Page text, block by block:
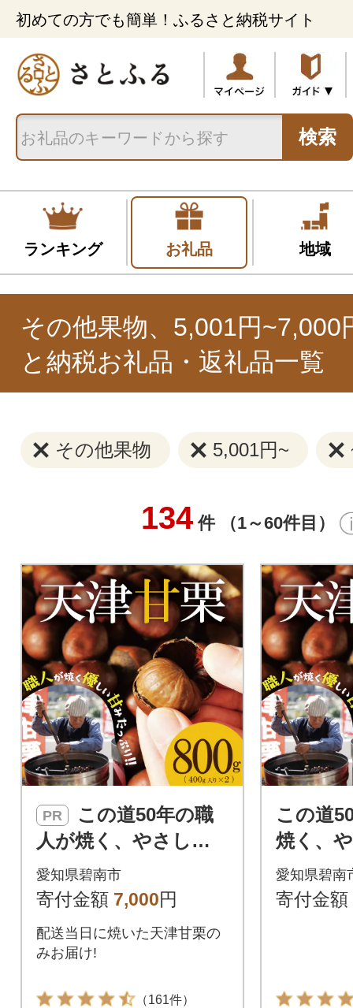
初めての方でも簡単！ふるさと納税サイト
検索
ランキング お礼品 地域
その他果物、5,001円~7,000
と納税お礼品・返礼品一覧
その他果物 5,001円~
134 件 （1～60件目）
PR
人が焼く、やさしい
甘みたっぷりの「天
津甘栗」800g! H045-0
愛知県碧南市
寄付金額 7,000円
配送当日に焼いた天津甘栗の
みお届け!
（161件）
この道
焼く、
たっぷ
栗」
愛知県碧南
寄付金額